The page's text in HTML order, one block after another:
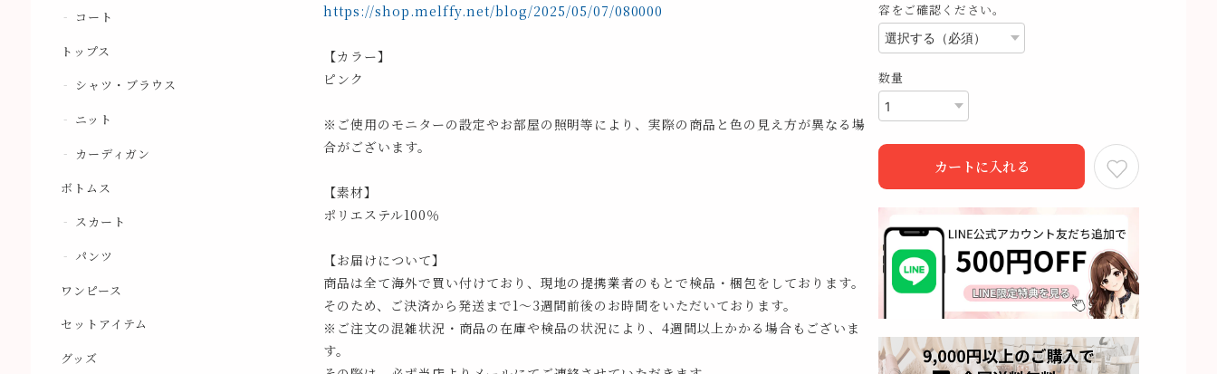
コート
トップス
シャツ・ブラウス
ニット
カーディガン
ボトムス
スカート
パンツ
ワンピース
セットアイテム
グッズ
https://shop.melffy.net/blog/2025/05/07/080000
【カラー】
ピンク
※ご使用のモニターの設定やお部屋の照明等により、実際の商品と色の見え方が異なる場
合がございます。
【素材】
ポリエステル100％
【お届けについて】
商品は全て海外で買い付けており、現地の提携業者のもとで検品・梱包をしております。
そのため、ご決済から発送まで1～3週間前後のお時間をいただいております。
※ご注文の混雑状況・商品の在庫や検品の状況により、4週間以上かかる場合もございま
す。
容をご確認ください。
数量
カートに入れる